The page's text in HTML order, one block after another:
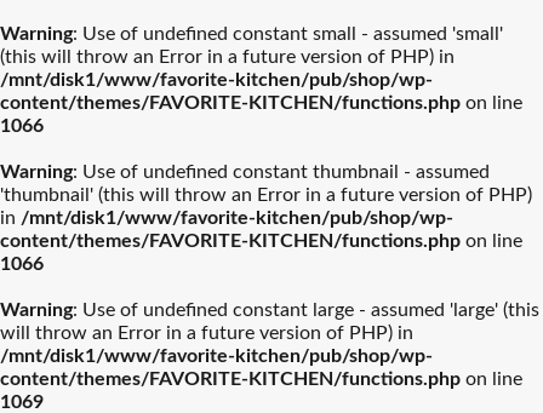
Warning: Use of undefined constant small - assumed 'small'
(this will throw an Error in a future version of PHP) in
/mnt/disk1/www/favorite-kitchen/pub/shop/wp-
content/themes/FAVORITE-KITCHEN/functions.php on line
1066
Warning: Use of undefined constant thumbnail - assumed
'thumbnail' (this will throw an Error in a future version of PHP)
in /mnt/disk1/www/favorite-kitchen/pub/shop/wp-
content/themes/FAVORITE-KITCHEN/functions.php on line
1066
Warning: Use of undefined constant large - assumed 'large' (this
will throw an Error in a future version of PHP) in
/mnt/disk1/www/favorite-kitchen/pub/shop/wp-
content/themes/FAVORITE-KITCHEN/functions.php on line
1069